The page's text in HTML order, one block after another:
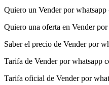
Quiero un Vender por
Quiero una oferta en Vender
Saber el precio de Vender por
Tarifa de Vender por whatsapp
Tarifa oficial de Vender por